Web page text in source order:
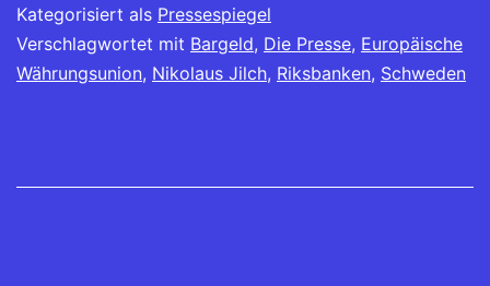
Kategorisiert als Pressespiegel
Verschlagwortet mit Bargeld, Die Presse, Europäische
Währungsunion, Nikolaus Jilch, Riksbanken, Schweden